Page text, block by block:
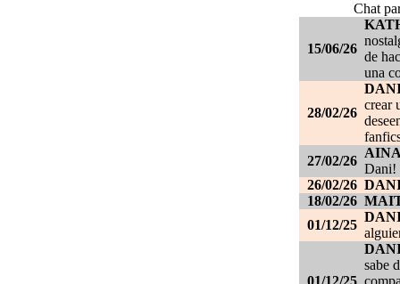
Chat
15/06/26
de
una
28/02/26
crear
27/02/26
Dani!
26/02/26
18/02/26
01/12/25
sabe